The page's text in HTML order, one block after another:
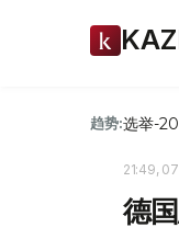
趋势:选举-
21:49,
德